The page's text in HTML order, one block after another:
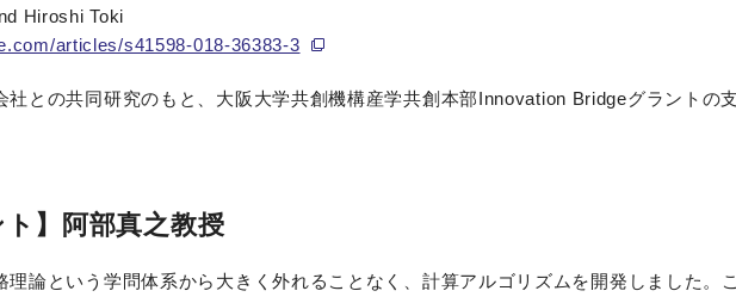
Hiroshi Toki
articles/s41598-018-36383-3
社との共同研究のもと、大阪大学共創機構産学共創本部Innovation Bridgeグラントの
ト】阿部真之教授
理論という学問体系から大きく外れることなく、計算アルゴリズムを開発しました。